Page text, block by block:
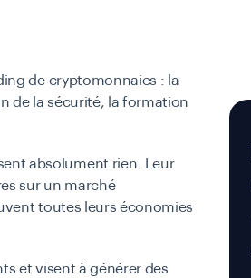
de cryptomonnaies : la
de la sécurité, la formation
absolument rien. Leur
sur un marché
toutes leurs économies
et visent à générer des